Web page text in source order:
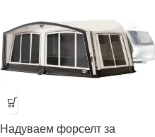
Надуваем форселт за